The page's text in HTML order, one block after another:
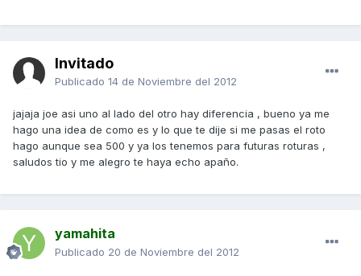
Invitado
Publicado 14 de Noviembre del 2012
jajaja joe asi uno al lado del otro hay diferencia , bueno ya me
hago una idea de como es y lo que te dije si me pasas el roto
hago aunque sea 500 y ya los tenemos para futuras roturas ,
saludos tio y me alegro te haya echo apaño.
yamahita
Publicado 20 de Noviembre del 2012